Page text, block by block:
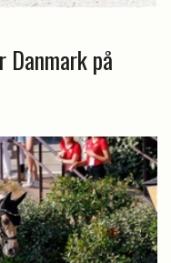
Danmark på